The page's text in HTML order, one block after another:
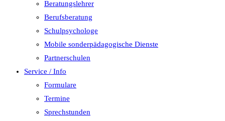
Beratungslehrer
Berufsberatung
Schulpsychologe
Mobile sonderpädagogische Dienste
Partnerschulen
Service / Info
Formulare
Termine
Sprechstunden